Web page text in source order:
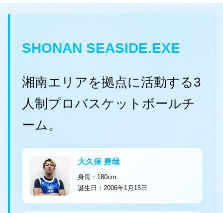
SHONAN SEASIDE.EXE
湘南エリアを拠点に活動する3
人制プロバスケットボールチ
ーム。
大久保 勇哉
身長：180cm
誕生日：2006年1月15日